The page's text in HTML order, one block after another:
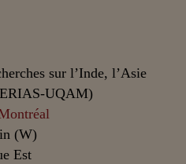
sur l’Inde, l’Asie
UQAM)
(W)
Est